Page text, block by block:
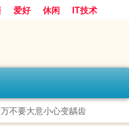
爱好 休闲
IT技术
不要大意小心变龋齿